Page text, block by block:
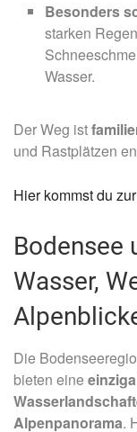
Besonders
starken
Wasser.
Der Weg ist
und Rastplätzen
Hier kommst du
Bodensee
Wasser,
Die
bieten eine
Alpenpanorama.